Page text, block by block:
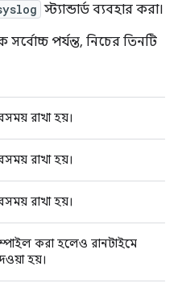
স্ট্যান্ডার্ড ব্যবহার করা।
পর্যন্ত, নিচের তিনটি
রাখা হয়।
রাখা হয়।
রাখা হয়।
করা হলেও রানটাইমে
হয়।